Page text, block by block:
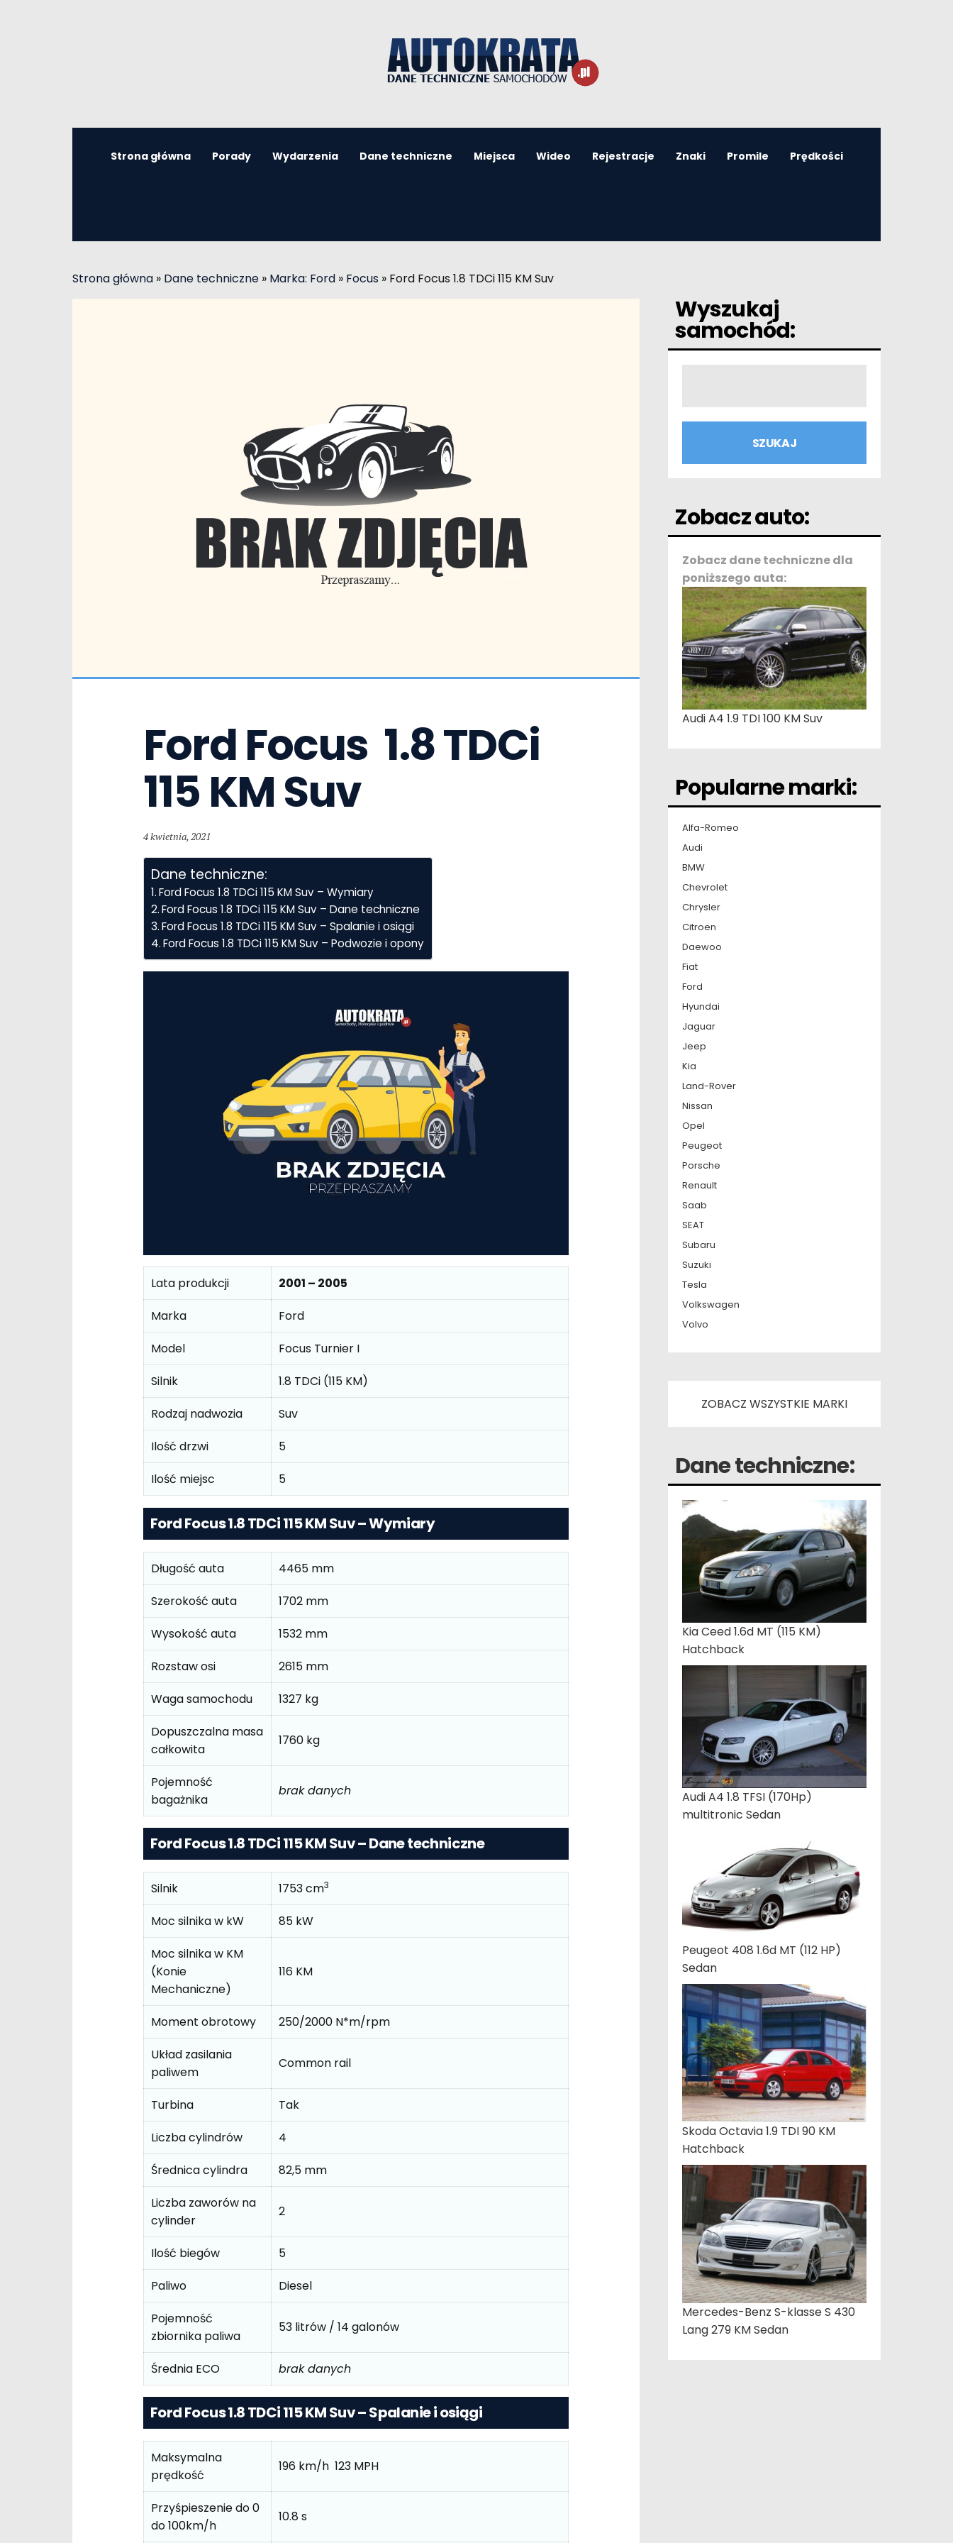
Strona główna Porady Wydarzenia Dane techniczne Miejsca Wideo Rejestracje Znaki Promile Prędkości
Strona główna » Dane techniczne » Marka: Ford » Focus » Ford Focus 1.8 TDCi 115 KM Suv
Ford Focus  1.8 TDCi
115 KM Suv
4 kwietnia, 2021
Dane techniczne:
Ford Focus 1.8 TDCi 115 KM Suv – Wymiary
Ford Focus 1.8 TDCi 115 KM Suv – Dane techniczne
Ford Focus 1.8 TDCi 115 KM Suv – Spalanie i osiągi
Ford Focus 1.8 TDCi 115 KM Suv – Podwozie i opony
Lata produkcji
2001 – 2005
Marka
Ford
Model
Focus Turnier I
Silnik
1.8 TDCi (115 KM)
Rodzaj nadwozia
Suv
Ilość drzwi
5
Ilość miejsc
5
Ford Focus 1.8 TDCi 115 KM Suv – Wymiary
Długość auta
4465 mm
Szerokość auta
1702 mm
Wysokość auta
1532 mm
Rozstaw osi
2615 mm
Waga samochodu
1327 kg
Dopuszczalna masa
całkowita
1760 kg
Pojemność
bagażnika
brak danych
Ford Focus 1.8 TDCi 115 KM Suv – Dane techniczne
Silnik 1753 cm3
Moc silnika w kW
85 kW
Moc silnika w KM
(Konie
Mechaniczne)
116 KM
Moment obrotowy
250/2000 N*m/rpm
Układ zasilania
paliwem
Common rail
Turbina
Tak
Liczba cylindrów
4
Średnica cylindra
82,5 mm
Liczba zaworów na
cylinder
2
Ilość biegów
5
Paliwo
Diesel
Pojemność
zbiornika paliwa
53 litrów / 14 galonów
Średnia ECO brak danych
Ford Focus 1.8 TDCi 115 KM Suv – Spalanie i osiągi
Maksymalna
prędkość
196 km/h 123 MPH
Przyśpieszenie do 0
do 100km/h
10.8 s
Wyszukaj
samochód:
Zobacz auto:
Zobacz dane techniczne dla
poniższego auta:
Audi A4 1.9 TDI 100 KM Suv
Popularne marki:
Alfa-Romeo
Audi
BMW
Chevrolet
Chrysler
Citroen
Daewoo
Fiat
Ford
Hyundai
Jaguar
Jeep
Kia
Land-Rover
Nissan
Opel
Peugeot
Porsche
Renault
Saab
SEAT
Subaru
Suzuki
Tesla
Volkswagen
Volvo
ZOBACZ WSZYSTKIE MARKI
Dane techniczne:
Kia Ceed 1.6d MT (115 KM)
Hatchback
Audi A4 1.8 TFSI (170Hp)
multitronic Sedan
Peugeot 408 1.6d MT (112 HP)
Sedan
Skoda Octavia 1.9 TDI 90 KM
Hatchback
Mercedes-Benz S-klasse S 430
Lang 279 KM Sedan